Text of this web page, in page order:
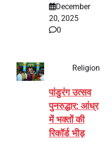
December
20, 2025
0
Religion
पांडुरंग उत्सव
पुनरुद्धार: आंध्र
में भक्तों की
रिकॉर्ड भीड़